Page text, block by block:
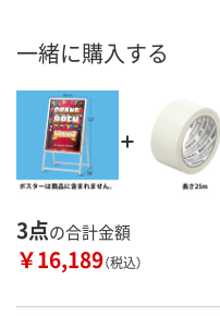
一緒に購入する
3点の合計金額
￥16,189（税込）